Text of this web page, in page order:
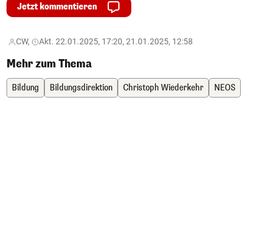
Jetzt kommentieren
CW, Akt. 22.01.2025, 17:20, 21.01.2025, 12:58
Mehr zum Thema
Bildung Bildungsdirektion Christoph Wiederkehr NEOS